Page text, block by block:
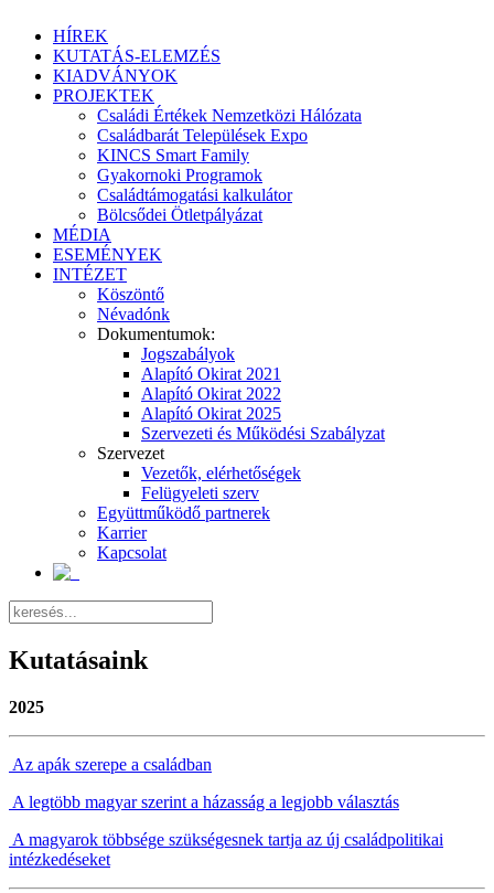
HÍREK
KUTATÁS-ELEMZÉS
KIADVÁNYOK
PROJEKTEK
Családi Értékek Nemzetközi Hálózata
Családbarát Települések Expo
KINCS Smart Family
Gyakornoki Programok
Családtámogatási kalkulátor
Bölcsődei Ötletpályázat
MÉDIA
ESEMÉNYEK
INTÉZET
Köszöntő
Névadónk
Dokumentumok:
Jogszabályok
Alapító Okirat 2021
Alapító Okirat 2022
Alapító Okirat 2025
Szervezeti és Működési Szabályzat
Szervezet
Vezetők, elérhetőségek
Felügyeleti szerv
Együttműködő partnerek
Karrier
Kapcsolat
Kutatásaink
2025
Az apák szerepe a családban
A legtöbb magyar szerint a házasság a legjobb választás
A magyarok többsége szükségesnek tartja az új családpolitikai
intézkedéseket